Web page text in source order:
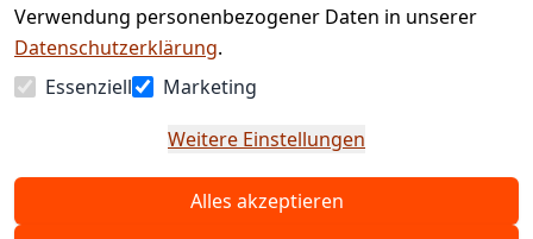
Verwendung personenbezogener Daten in unserer
Datenschutzerklärung.
Essenziell
Marketing
Weitere Einstellungen
Alles akzeptieren
Vertrag
widerrufen
© Copyright 2025 www.etc-shop.de GmbH & Co.